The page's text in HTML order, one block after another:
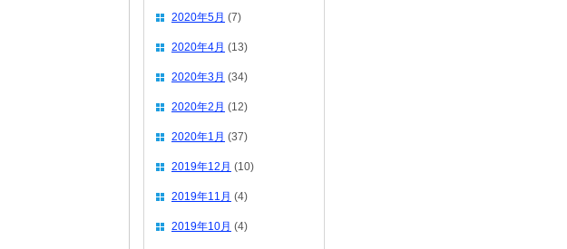
2020年5月 (7)
2020年4月 (13)
2020年3月 (34)
2020年2月 (12)
2020年1月 (37)
2019年12月 (10)
2019年11月 (4)
2019年10月 (4)